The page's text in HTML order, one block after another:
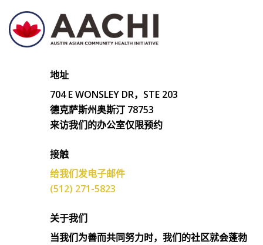
地址
704 E WONSLEY DR，STE 203
德克萨斯州奥斯汀 78753
来访我们的办公室仅限预约
接触
给我们发电子邮件
(512) 271-5823
关于我们
当我们为善而共同努力时，我们的社区就会蓬勃